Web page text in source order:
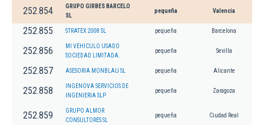
252.854
GRUPO GIRBES BARCELO
SL
pequeña Valencia
252.855 STRATEX 2008 SL pequeña Barcelona
252.856
MI VEHICULO USADO
SOCIEDAD LIMITADA.
pequeña Sevilla
252.857 ASESORIA MONBLAU SL pequeña Alicante
252.858
INGENOVA SERVICIOS DE
INGENIERIA SLP
pequeña Zaragoza
252.859
GRUPO ALMOR
CONSULTORES SL
pequeña Ciudad Real